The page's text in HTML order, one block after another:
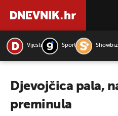
Vijesti Sport
Djevojčica pala,
preminula
PRETRAŽITE VIJESTI